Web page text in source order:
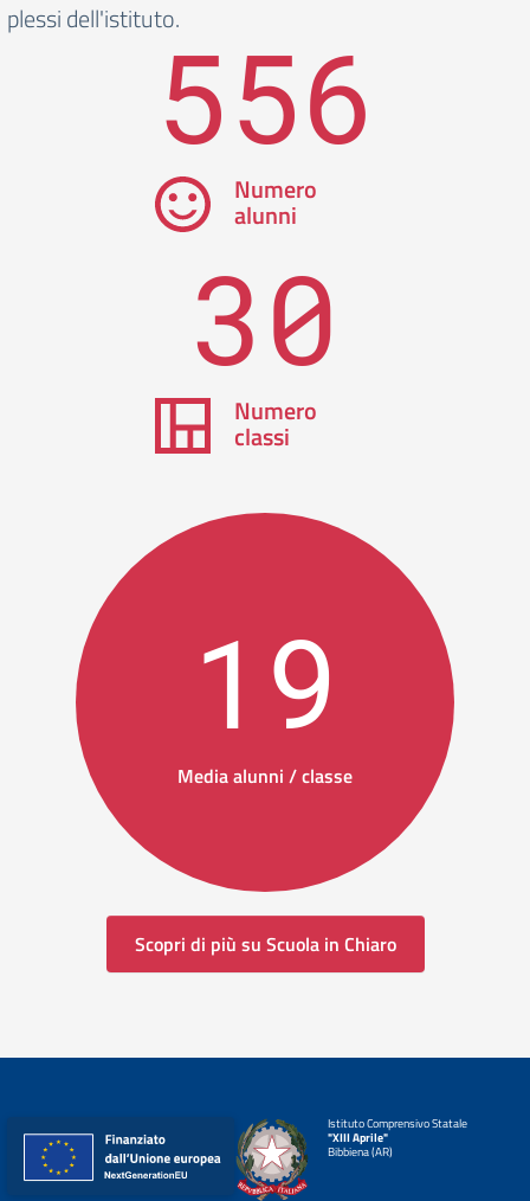
plessi dell'istituto.556
Numero
alunni
30
Numero
classi
19
Media alunni / classe
Scopri di più su Scuola in Chiaro
Istituto Comprensivo Statale
"XIII Aprile"
Bibbiena (AR)